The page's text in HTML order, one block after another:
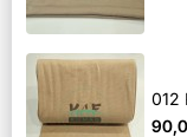
012